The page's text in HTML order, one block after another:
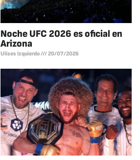
Noche UFC 2026 es oficial en
Arizona
Ulises Izquierdo 20/07/2026